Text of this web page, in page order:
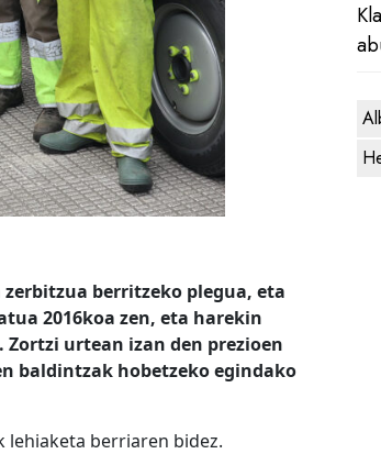
berritzeko plegua, eta
2016koa zen, eta harekin
urtean izan den prezioen
baldintzak hobetzeko egindako
lehiaketa berriaren bidez.